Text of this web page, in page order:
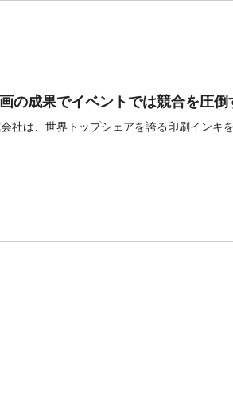
の成果でイベントでは競合を圧倒
社は、世界トップシェアを誇る印刷インキ